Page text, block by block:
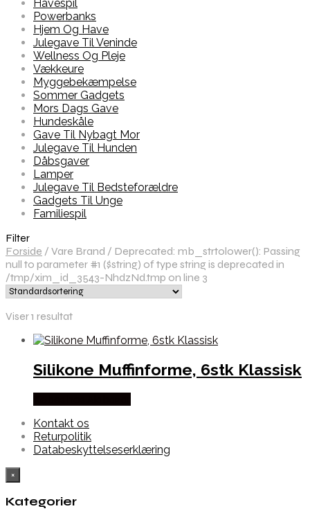
Havespil
Powerbanks
Hjem Og Have
Julegave Til Veninde
Wellness Og Pleje
Vækkeure
Myggebekæmpelse
Sommer Gadgets
Mors Dags Gave
Hundeskåle
Gave Til Nybagt Mor
Julegave Til Hunden
Dåbsgaver
Lamper
Julegave Til Bedsteforældre
Gadgets Til Unge
Familiespil
Filter
Forside / Vare Brand / Deprecated: mb_strtolower(): Passing
null to parameter #1 ($string) of type string is deprecated in
/tmp/xim_id_3543-NhdzNd.tmp on line 3
Viser 1 resultat
Silikone Muffinforme, 6stk Klassisk
Kontakt os
Returpolitik
Databeskyttelseserklæring
×
Kategorier